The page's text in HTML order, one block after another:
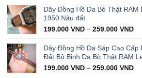
Dây Đồng Hồ Da Bò Thật RAM
1950 Nâu đất
199.000 VND – 259.000 VND
Dây Đồng Hồ Da Sáp Cao Cấp
Đất Bộ Binh Da Bò Thật RAM
199.000 VND – 259.000 VND